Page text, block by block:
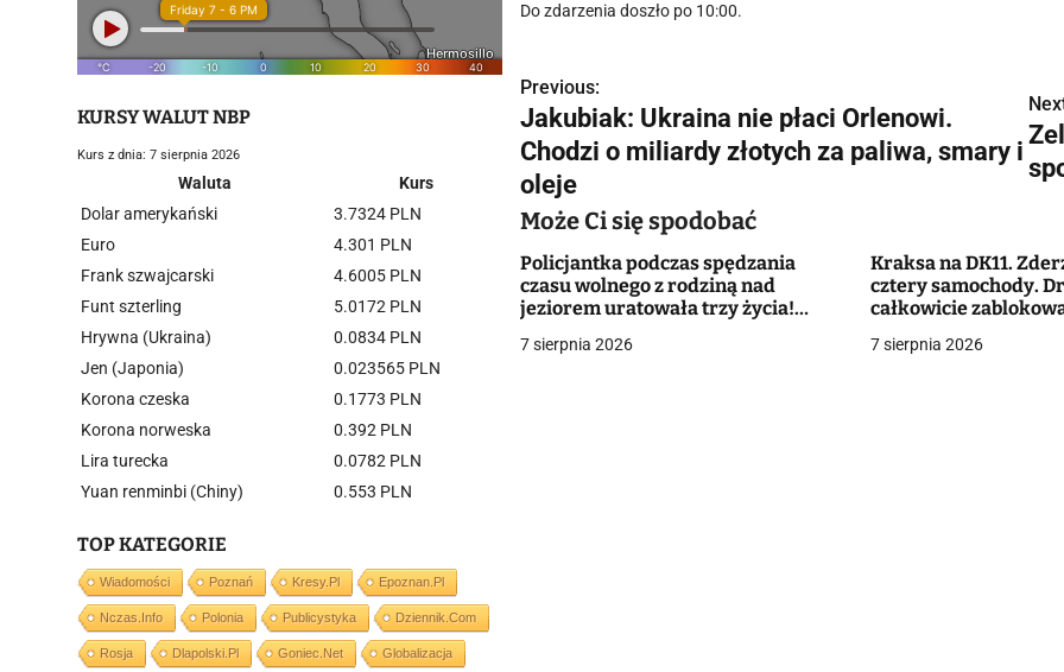
Do zdarzenia doszło po 10:00.
N
a
w
i
g
a
Previous:
Jakubiak: Ukraina nie płaci Orlenowi.
Chodzi o miliardy złotych za paliwa, smary i
oleje
Może Ci się spodobać
Policjantka podczas spędzania
czasu wolnego z rodziną nad
jeziorem uratowała trzy życia!
7 sierpnia 2026
Kraksa na DK11.
cztery samochody.
całkowicie
7 sierpnia 2026
KURSY WALUT NBP
Kurs z dnia: 7 sierpnia 2026
Waluta
Kurs
Dolar amerykański
3.7324 PLN
Euro
4.301 PLN
Frank szwajcarski
4.6005 PLN
Funt szterling
5.0172 PLN
Hrywna (Ukraina)
0.0834 PLN
Jen (Japonia)
0.023565 PLN
Korona czeska
0.1773 PLN
Korona norweska
0.392 PLN
Lira turecka
0.0782 PLN
Yuan renminbi (Chiny)
0.553 PLN
TOP KATEGORIE
Wiadomości Poznań Kresy.pl Epoznan.pl
Nczas.info Polonia Publicystyka Dziennik.com
Rosja Dlapolski.pl Goniec.net Globalizacja